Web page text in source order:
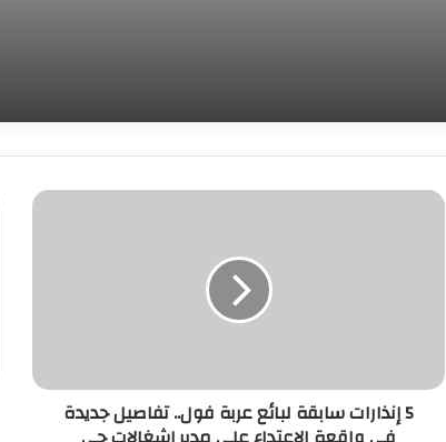
5
في
واقعة
5 إنذارات سابقة لبائع عربة فول.. تفاصيل جديدة